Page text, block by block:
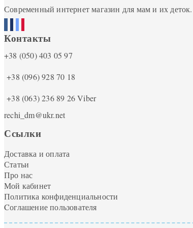
Современный интернет магазин для мам и их
Контакты
+38 (050) 403 05 97
+38 (096) 928 70 18
+38 (063) 236 89 26Viber
rechi_dm@ukr.net
Ссылки
Доставка и оплата
Статьи
Про нас
Мой кабинет
Политика конфиденциальности
Cоглашение пользователя